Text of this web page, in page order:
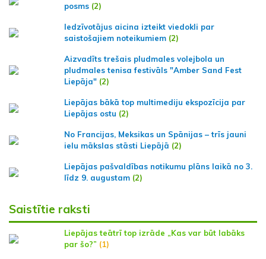
posms (2)
Iedzīvotājus aicina izteikt viedokli par
saistošajiem noteikumiem (2)
Aizvadīts trešais pludmales volejbola un
pludmales tenisa festivāls "Amber Sand Fest
Liepāja" (2)
Liepājas bākā top multimediju ekspozīcija par
Liepājas ostu (2)
No Francijas, Meksikas un Spānijas – trīs jauni
ielu mākslas stāsti Liepājā (2)
Liepājas pašvaldības notikumu plāns laikā no 3.
līdz 9. augustam (2)
Saistītie raksti
Liepājas teātrī top izrāde „Kas var būt labāks
par šo?” (1)